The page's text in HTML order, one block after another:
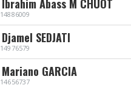
Ibrahim Abass M CHUOT
14886009
Djamel SEDJATI
14976579
Mariano GARCIA
14656737